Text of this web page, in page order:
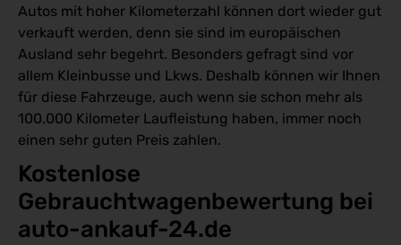
Autos mit hoher Kilometerzahl können dort wieder gut
verkauft werden, denn sie sind im europäischen
Ausland sehr begehrt. Besonders gefragt sind vor
allem Kleinbusse und Lkws. Deshalb können wir Ihnen
für diese Fahrzeuge, auch wenn sie schon mehr als
100.000 Kilometer Laufleistung haben, immer noch
einen sehr guten Preis zahlen.
Kostenlose
Gebrauchtwagenbewertung bei
auto-ankauf-24.de